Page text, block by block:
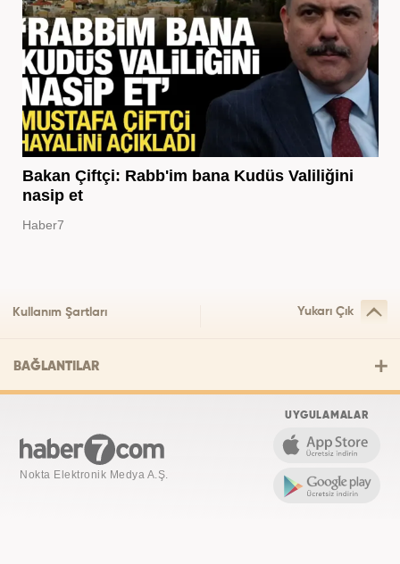
Bakan Çiftçi: Rabb'im bana Kudüs Valiliğini
nasip et
Haber7
Kullanım Şartları Yukarı Çık
BAĞLANTILAR
Nokta Elektronik Medya A.Ş.
UYGULAMALAR